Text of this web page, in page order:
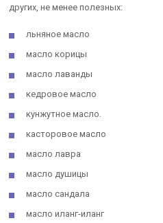
других, не менее полезных:
льняное масло
масло корицы
масло лаванды
кедровое масло
кунжутное масло.
касторовое масло
масло лавра
масло душицы
масло сандала
масло иланг-иланг